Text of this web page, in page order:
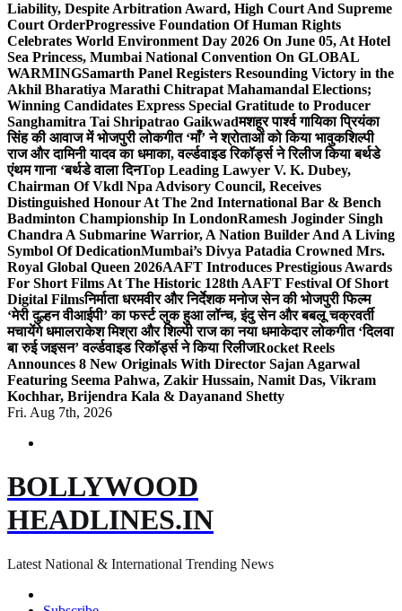
Liability, Despite Arbitration Award, High Court And Supreme
Court OrderProgressive Foundation Of Human Rights
Celebrates World Environment Day 2026 On June 05, At Hotel
Sea Princess, Mumbai National Convention On GLOBAL
WARMINGSamarth Panel Registers Resounding Victory in the
Akhil Bharatiya Marathi Chitrapat Mahamandal Elections;
Winning Candidates Express Special Gratitude to Producer
Sanghamitra Tai Shripatrao Gaikwadमशहूर पार्श्व गायिका प्रियंका
सिंह की आवाज में भोजपुरी लोकगीत ‘माँ’ ने श्रोताओं को किया भावुकशिल्पी
राज और दामिनी यादव का धमाका, वर्ल्डवाइड रिकॉर्ड्स ने रिलीज किया बर्थडे
एंथम गाना ‘बर्थडे वाला दिनTop Leading Lawyer V. K. Dubey,
Chairman Of Vkdl Npa Advisory Council, Receives
Distinguished Honour At The 2nd International Bar & Bench
Badminton Championship In LondonRamesh Joginder Singh
Chandra A Submarine Warrior, A Nation Builder And A Living
Symbol Of DedicationMumbai’s Divya Patadia Crowned Mrs.
Royal Global Queen 2026AAFT Introduces Prestigious Awards
For Short Films At The Historic 128th AAFT Festival Of Short
Digital Filmsनिर्माता धरमवीर और निर्देशक मनोज सेन की भोजपुरी फिल्म
‘मेरी दुल्हन वीआईपी’ का फर्स्ट लुक हुआ लॉन्च, इंदु सेन और बबलू चक्रवर्ती
मचायेंगे धमालराकेश मिश्रा और शिल्पी राज का नया धमाकेदार लोकगीत ‘दिलवा
बा रुई जइसन’ वर्ल्डवाइड रिकॉर्ड्स ने किया रिलीजRocket Reels
Announces 8 New Originals With Director Sajan Agarwal
Featuring Seema Pahwa, Zakir Hussain, Namit Das, Vikram
Kochhar, Brijendra Kala & Dayanand Shetty
Fri. Aug 7th, 2026
BOLLYWOOD
HEADLINES.IN
Latest National & International Trending News